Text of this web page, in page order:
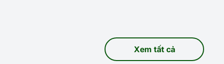
Xem tất cả